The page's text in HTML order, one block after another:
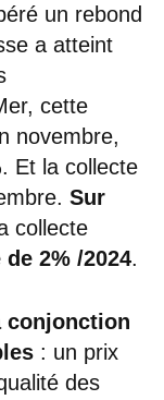
un rebond
a atteint
cette
novembre,
Et la collecte
Sur
collecte
de 2% /2024.
conjonction
: un prix
des